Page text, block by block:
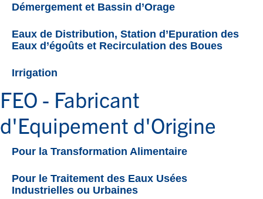
Démergement et Bassin d’Orage
Eaux de Distribution, Station d’Epuration des
Eaux d’égoûts et Recirculation des Boues
Irrigation
FEO - Fabricant
d'Equipement d'Origine
Pour la Transformation Alimentaire
Pour le Traitement des Eaux Usées
Industrielles ou Urbaines